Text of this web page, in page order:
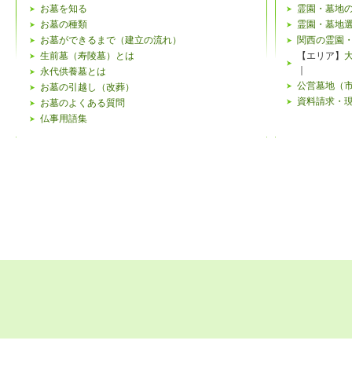
個人情
下記のよ
がござい
個人情
お墓を知る
お墓の種類
お墓ができるまで（建立の流れ）
生前墓（寿陵墓）とは
永代供養墓とは
お墓の引越し（改葬）
お墓のよくある質問
仏事用語集
霊園・墓地
霊園・墓地
関西の霊園
【エリア】
公営墓地（
資料請求・